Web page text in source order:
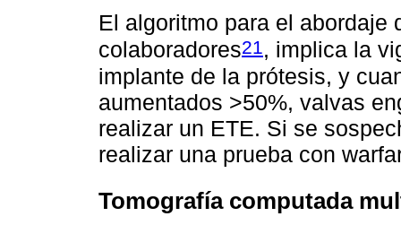
El algoritmo para el abordaje
colaboradores21 , implica la
implante de la prótesis, y
aumentados >50%, valvas
realizar un ETE. Si se
realizar una prueba con
Tomografía computada